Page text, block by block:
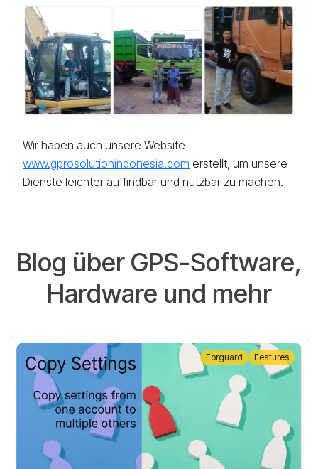
Wir haben auch unsere Website
www.gprosolutionindonesia.com erstellt, um unsere
Dienste leichter auffindbar und nutzbar zu machen.
Blog über GPS-Software,
Hardware und mehr
Forguard Features